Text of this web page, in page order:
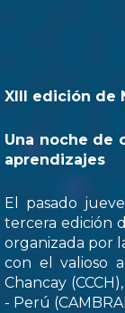
XIII edición de
Una noche de
aprendizajes
El pasado
tercera edición
organizada por
con el valioso
Chancay
- Perú